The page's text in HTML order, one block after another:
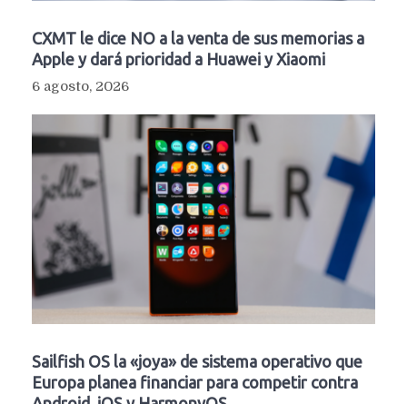
CXMT le dice NO a la venta de sus memorias a
Apple y dará prioridad a Huawei y Xiaomi
6 agosto, 2026
Sailfish OS la «joya» de sistema operativo que
Europa planea financiar para competir contra